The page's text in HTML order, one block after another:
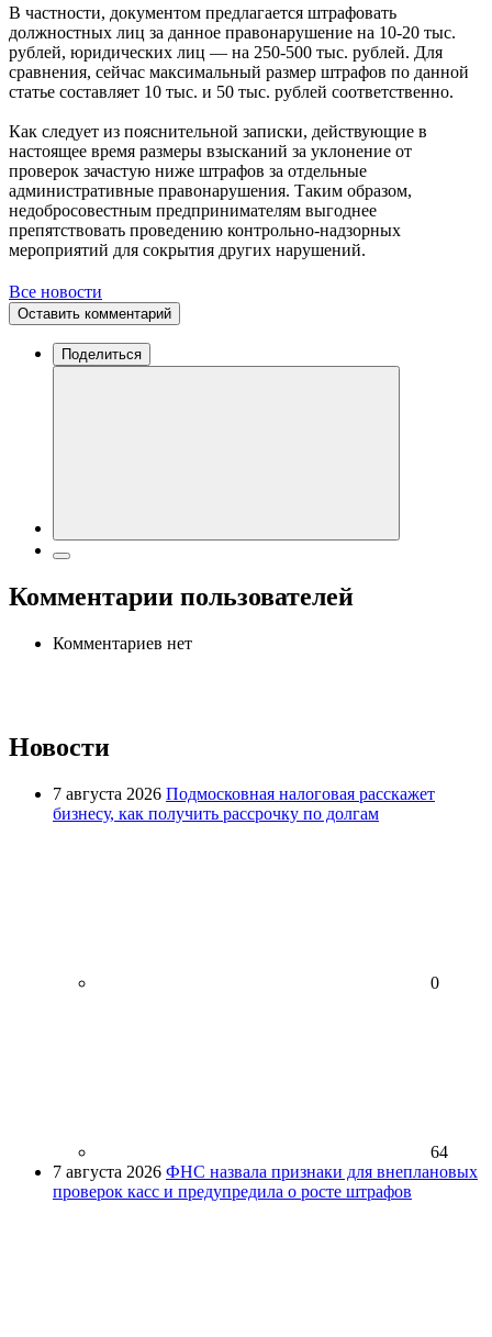
В частности, документом предлагается штрафовать
должностных лиц за данное правонарушение на 10-20 тыс.
рублей, юридических лиц — на 250-500 тыс. рублей. Для
сравнения, сейчас максимальный размер штрафов по данной
статье составляет 10 тыс. и 50 тыс. рублей соответственно.
Как следует из пояснительной записки, действующие в
настоящее время размеры взысканий за уклонение от
проверок зачастую ниже штрафов за отдельные
административные правонарушения. Таким образом,
недобросовестным предпринимателям выгоднее
препятствовать проведению контрольно-надзорных
мероприятий для сокрытия других нарушений.
Все новости
Оставить комментарий
Поделиться
Комментарии пользователей
Комментариев нет
Новости
7 августа 2026 Подмосковная налоговая расскажет
бизнесу, как получить рассрочку по долгам
0
64
7 августа 2026 ФНС назвала признаки для внеплановых
проверок касс и предупредила о росте штрафов